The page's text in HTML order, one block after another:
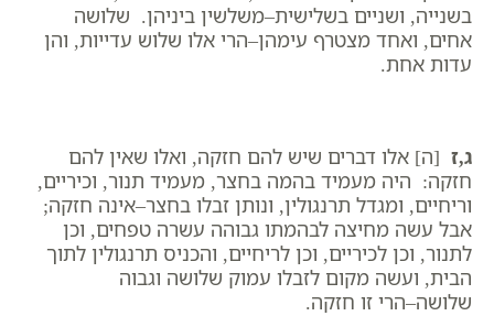
בשנייה, ושניים בשלישית–משלשין ביניהן. שלושה
אחים, ואחד מצטרף עימהן–הרי אלו שלוש עדייות, והן
עדות אחת.
ג,ז [ה] אלו דברים שיש להם חזקה, ואלו שאין להם
חזקה: היה מעמיד בהמה בחצר, מעמיד תנור, וכיריים,
וריחיים, ומגדל תרנגולין, ונותן זבלו בחצר–אינה חזקה;
אבל עשה מחיצה לבהמתו גבוהה עשרה טפחים, וכן
לתנור, וכן לכיריים, וכן לריחיים, והכניס תרנגולין לתוך
הבית, ועשה מקום לזבלו עמוק שלושה וגבוה
שלושה–הרי זו חזקה.